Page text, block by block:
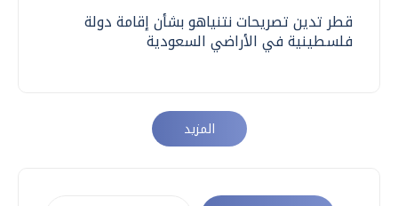
قطر تدين تصريحات نتنياهو بشأن إقامة دولة
فلسطينية في الأراضي السعودية
المزيد